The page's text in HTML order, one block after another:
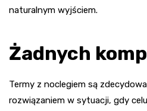
naturalnym wyjściem.
Żadnych
Termy z noclegiem są
rozwiązaniem w sytuacji, gdy